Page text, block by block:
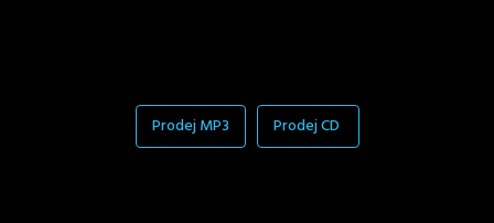
Prodej MP3 Prodej CD